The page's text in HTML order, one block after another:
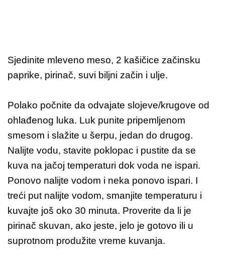
Sjedinite mleveno meso, 2 kašičice začinsku
paprike, pirinač, suvi biljni začin i ulje.
Polako počnite da odvajate slojeve/krugove od
ohlađenog luka. Luk punite pripemljenom
smesom i slažite u šerpu, jedan do drugog.
Nalijte vodu, stavite poklopac i pustite da se
kuva na jačoj temperaturi dok voda ne ispari.
Ponovo nalijte vodom i neka ponovo ispari. I
treći put nalijte vodom, smanjite temperaturu i
kuvajte još oko 30 minuta. Proverite da li je
pirinač skuvan, ako jeste, jelo je gotovo ili u
suprotnom produžite vreme kuvanja.